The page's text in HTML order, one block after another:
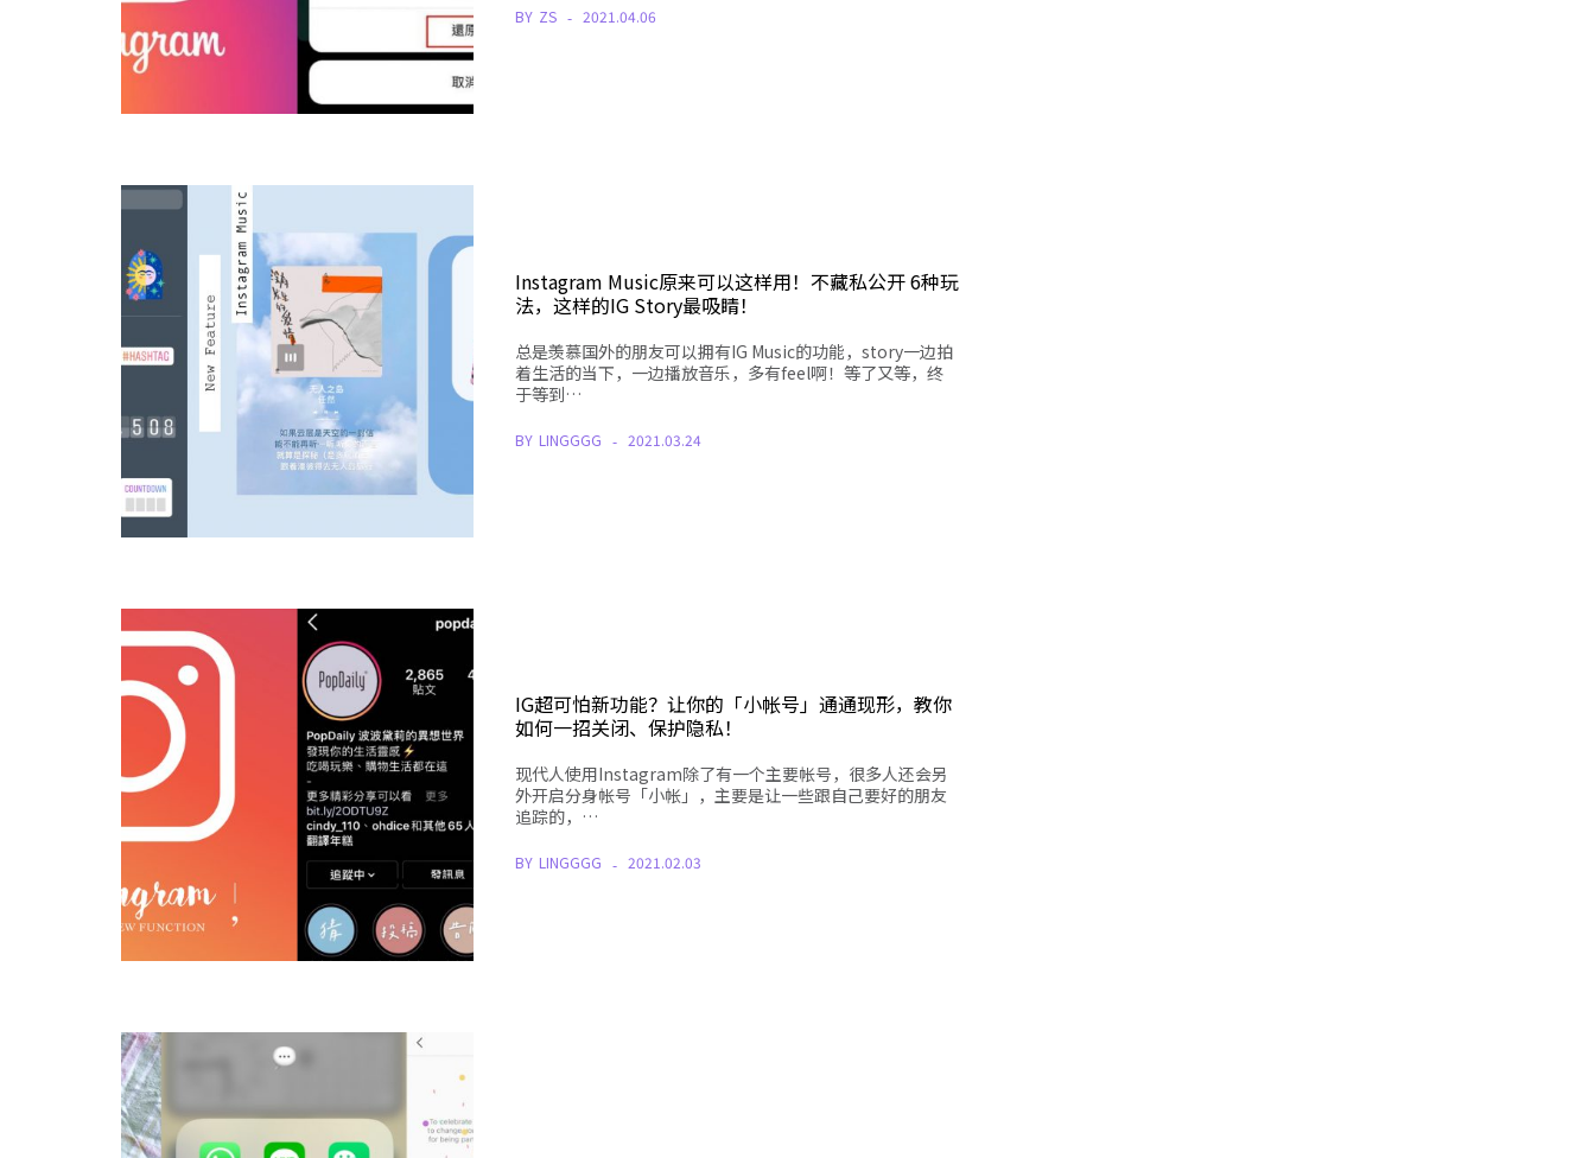
BY ZS 2021.04.06
Instagram Music原来可以这样用！不藏私公开 6种玩
法，这样的IG Story最吸睛！
总是羡慕国外的朋友可以拥有IG Music的功能，story一边拍
着生活的当下，一边播放音乐，多有feel啊！等了又等，终
于等到…
BY LINGGGG 2021.03.24
IG超可怕新功能？让你的「小帐号」通通现形，教你
如何一招关闭、保护隐私！
现代人使用Instagram除了有一个主要帐号，很多人还会另
外开启分身帐号「小帐」，主要是让一些跟自己要好的朋友
追踪的，…
BY LINGGGG 2021.02.03